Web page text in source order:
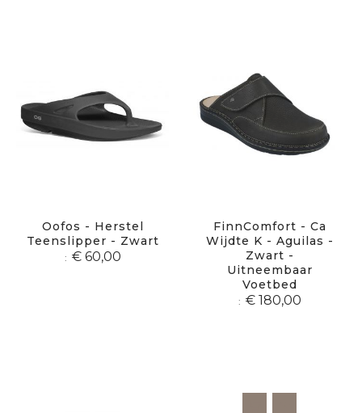
Oofos - Herstel
Teenslipper - Zwart
€ 60,00
FinnComfort - Ca
Wijdte K - Aguilas -
Zwart -
Uitneembaar
Voetbed
€ 180,00